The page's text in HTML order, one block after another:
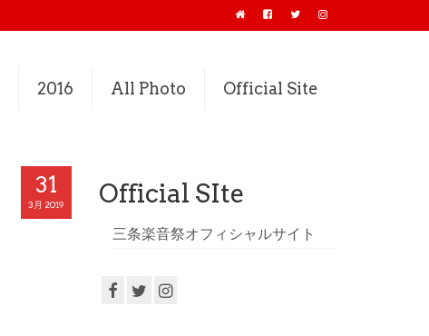
2016 All Photo Official Site
31
3月 2019 Official SIte
三条楽音祭オフィシャルサイト